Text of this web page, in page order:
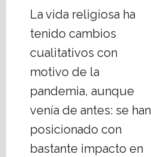
La vida religiosa ha
tenido cambios
cualitativos con
motivo de la
pandemia, aunque
venía de antes: se han
posicionado con
bastante impacto en